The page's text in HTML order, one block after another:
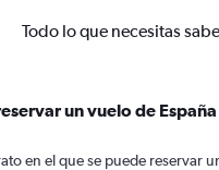
Todo lo que necesitas
un vuelo de España
en el que se puede reservar